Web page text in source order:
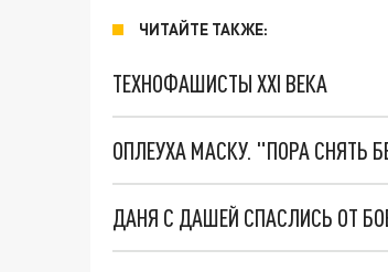
ЧИТАЙТЕ ТАКЖЕ:
ТЕХНОФАШИСТЫ XXI ВЕКА
ОПЛЕУХА МАСКУ. "ПОРА СНЯТЬ
ДАНЯ С ДАШЕЙ СПАСЛИСЬ ОТ